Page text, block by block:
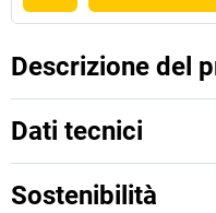
Descrizione del
Dati tecnici
Sostenibilità